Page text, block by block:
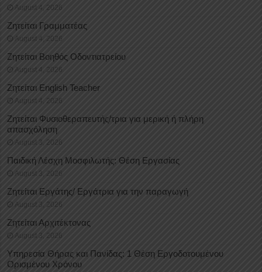
August 4, 2026
Ζητείται Γραμματέας
August 4, 2026
Ζητείται Βοηθός Οδοντιατρείου
August 4, 2026
Ζητείται English Teacher
August 4, 2026
Ζητείται Φυσιοθεραπευτής/τρια για μερική ή πλήρη
απασχόληση
August 3, 2026
Παιδική Λέσχη Μοσφιλωτής: Θέση Εργασίας
August 3, 2026
Ζητείται Εργάτης/ Εργάτρια για την παραγωγή
August 3, 2026
Ζητείται Αρχιτέκτονας
August 3, 2026
Υπηρεσία Θήρας και Πανίδας: 1 Θέση Eργοδοτουμένου
Oρισμένου Xρόνου